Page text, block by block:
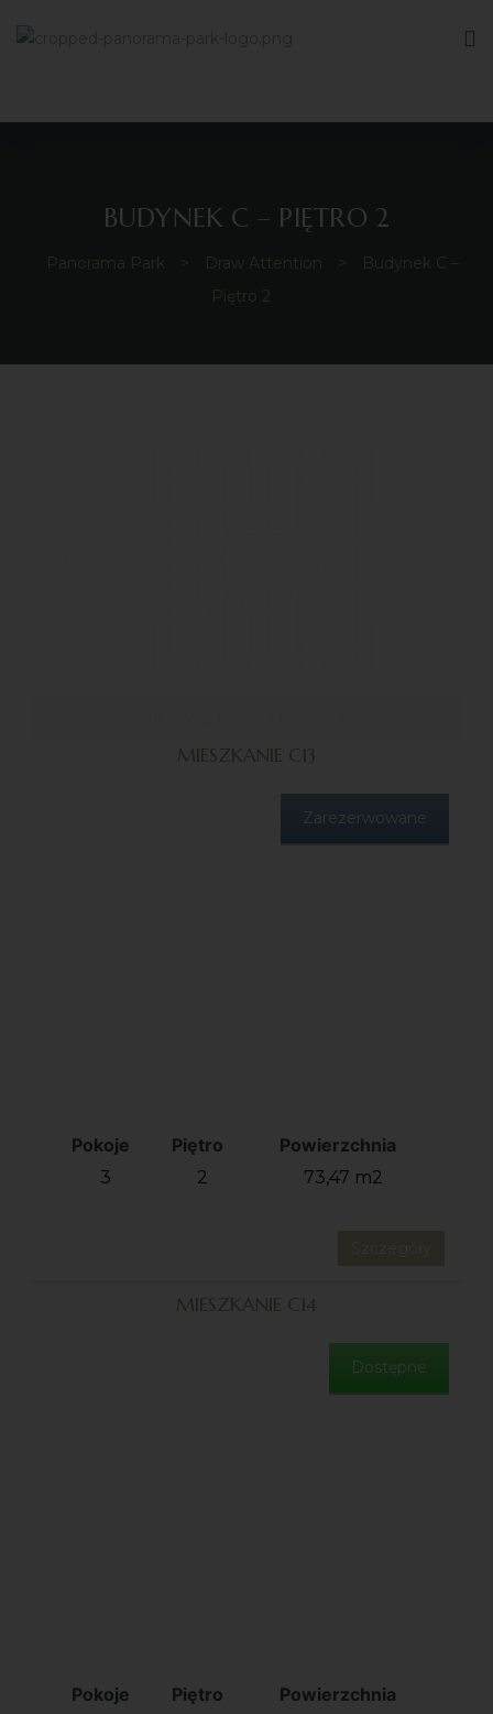
BUDYNEK C – PIĘTRO 2
Panorama Park > Draw Attention >
Budynek C –
Piętro 2
MIESZKANIE C13
Zarezerwowane
Pokoje Piętro Powierzchnia
3 2 73,47 m2
MIESZKANIE C14
Dostępne
Pokoje Piętro Powierzchnia